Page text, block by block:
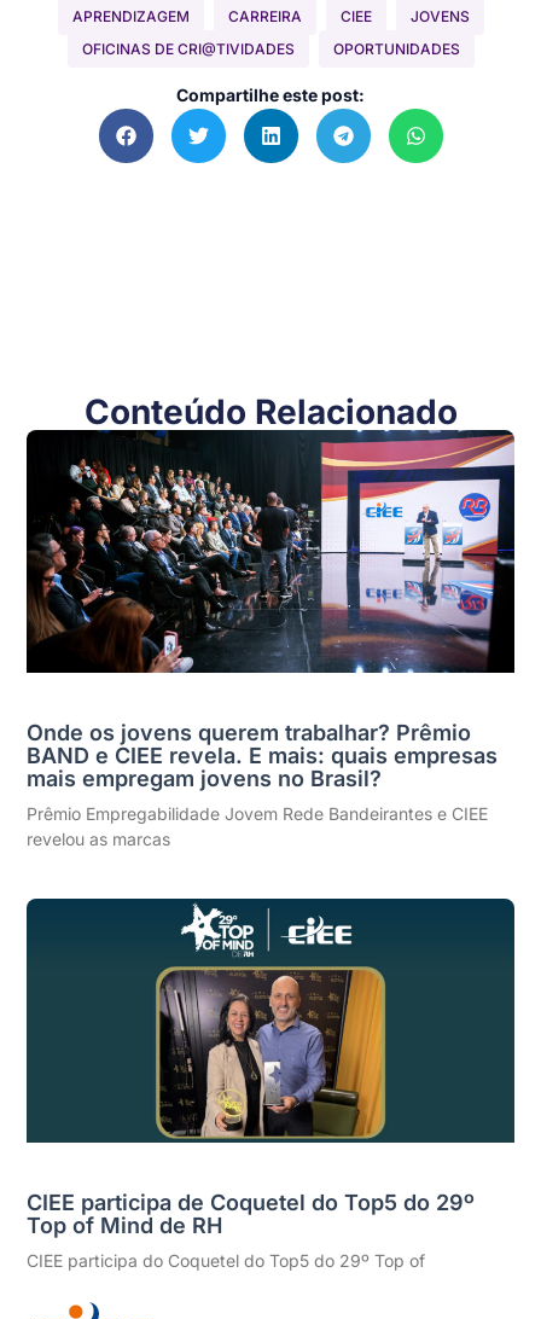
APRENDIZAGEM CARREIRA CIEE
JOVENS
OFICINAS DE CRI@TIVIDADES
OPORTUNIDADES
Compartilhe este post:
Conteúdo Relacionado
Onde os jovens querem trabalhar? Prêmio
BAND e CIEE revela. E mais: quais empresas
mais empregam jovens no Brasil?
Prêmio Empregabilidade Jovem Rede Bandeirantes e CIEE
revelou as marcas
CIEE participa de Coquetel do Top5 do 29º
Top of Mind de RH
CIEE participa do Coquetel do Top5 do 29º Top of